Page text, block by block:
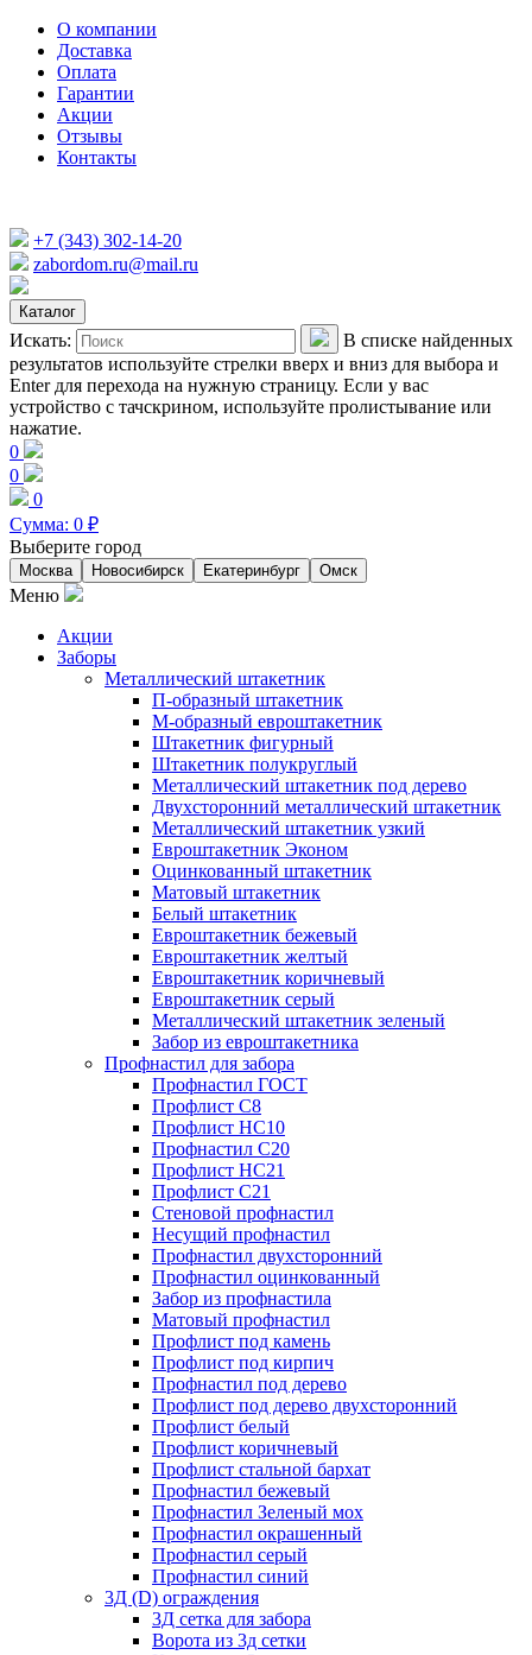
О компании
Доставка
Оплата
Гарантии
Акции
Отзывы
Контакты
+7 (343) 302-14-20
zabordom.ru@mail.ru
Каталог
Искать:
В списке найденных
результатов используйте стрелки вверх и вниз для выбора и
Enter для перехода на нужную страницу. Если у вас
устройство с тачскрином, используйте пролистывание или
нажатие.
0
0
0
Сумма: 0 ₽
Выберите город
Москва Новосибирск Екатеринбург Омск
Меню
Акции
Заборы
Металлический штакетник
П-образный штакетник
М-образный евроштакетник
Штакетник фигурный
Штакетник полукруглый
Металлический штакетник под дерево
Двухсторонний металлический штакетник
Металлический штакетник узкий
Евроштакетник Эконом
Оцинкованный штакетник
Матовый штакетник
Белый штакетник
Евроштакетник бежевый
Евроштакетник желтый
Евроштакетник коричневый
Евроштакетник серый
Металлический штакетник зеленый
Забор из евроштакетника
Профнастил для забора
Профнастил ГОСТ
Профлист С8
Профлист НС10
Профнастил С20
Профлист НС21
Профлист С21
Стеновой профнастил
Несущий профнастил
Профнастил двухсторонний
Профнастил оцинкованный
Забор из профнастила
Матовый профнастил
Профлист под камень
Профлист под кирпич
Профнастил под дерево
Профлист под дерево двухсторонний
Профлист белый
Профлист коричневый
Профлист стальной бархат
Профнастил бежевый
Профнастил Зеленый мох
Профнастил окрашенный
Профнастил серый
Профнастил синий
3Д (D) ограждения
3Д сетка для забора
Ворота из 3д сетки